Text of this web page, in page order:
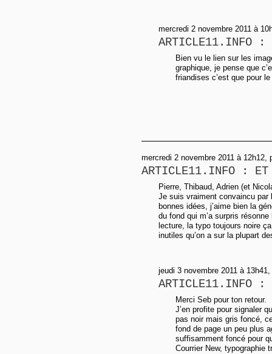
mercredi 2 novembre 2011 à
ARTICLE11.INFO :
Bien vu le lien sur les
graphique, je pense que
friandises c’est que pour
mercredi 2 novembre 2011 à 12h12,
ARTICLE11.INFO : ET
Pierre, Thibaud, Adrien (et
Je suis vraiment convaincu par
bonnes idées, j’aime bien la
du fond qui m’a surpris
lecture, la typo toujours noire
inutiles qu’on a sur la plupart
jeudi 3 novembre 2011 à
ARTICLE11.INFO :
Merci Seb pour ton retour.
J’en profite pour signaler
pas noir mais gris foncé,
fond de page un peu plus
suffisamment foncé pour
Courrier New, typographie